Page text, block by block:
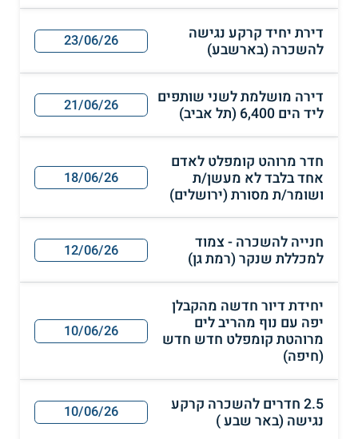
דירת יחיד קרקע נגישה
להשכרה (בארשבע)
23/06/26
דירה מושלמת לשני שותפים
ליד הים 6,400 (תל אביב)
21/06/26
חדר מרוהט קומפלט לאדם
אחד בלבד לא מעשן/ת
ושומר/ת מסורת (ירושלים)
18/06/26
חנייה להשכרה - צמוד
למכללת שנקר (רמת גן)
12/06/26
יחידת דיור חדשה מהקבלן
יפה עם נוף מהריב לים
מרוהטת קומפלט חדש חדש
(חיפה)
10/06/26
2.5 חדרים להשכרה קרקע
נגישה (באר שבע )
10/06/26